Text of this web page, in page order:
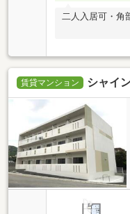
二人入居可・角
賃貸マンション シャイ